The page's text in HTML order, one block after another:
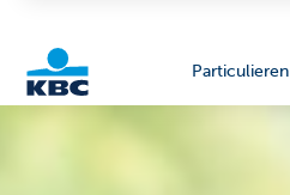
Particulieren